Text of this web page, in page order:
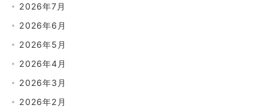
2026年7月
2026年6月
2026年5月
2026年4月
2026年3月
2026年2月